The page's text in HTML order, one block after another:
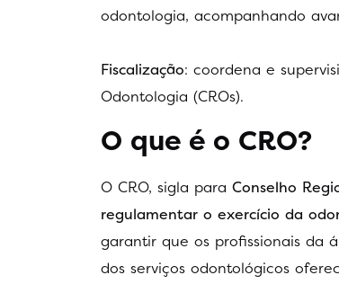
odontologia, acompanhando
Fiscalização: coordena e
Odontologia (CROs).
O que é o CRO?
O CRO, sigla para Conselho
regulamentar o exercício da
garantir que os profissionais da
dos serviços odontológicos